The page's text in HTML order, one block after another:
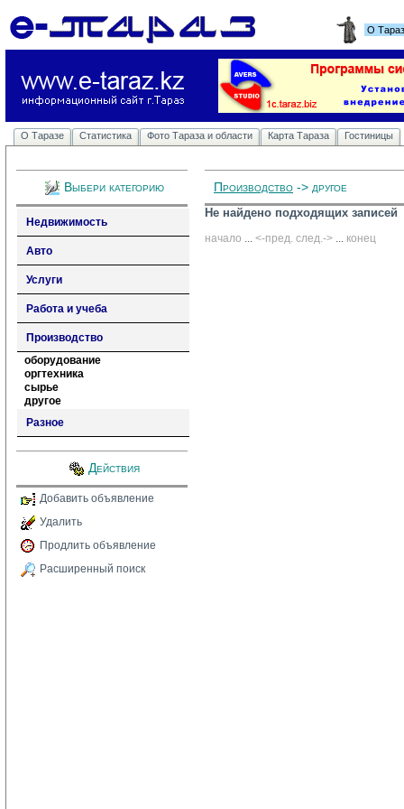
О
О Таразе Статистика Фото Тараза и области Карта Тараза Гостиницы
Выбери категорию
Недвижимость
Авто
Услуги
Работа и учеба
Производство
оборудование
оргтехника
сырье
другое
Разное
Действия
Добавить объявление
Удалить
Продлить объявление
Расширенный поиск
Производство -> другое
Не найдено подходящих записей
начало ... <-пред. след.-> ... конец